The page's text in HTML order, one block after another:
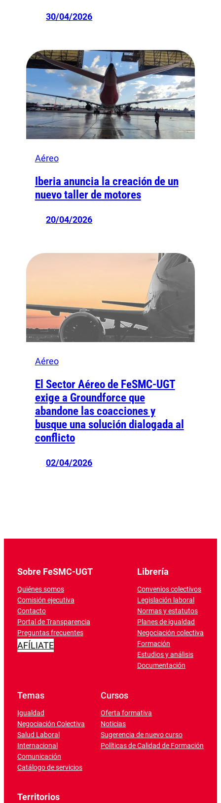
30/04/2026
Aéreo
Iberia anuncia la creación de un
nuevo taller de motores
20/04/2026
Aéreo
El Sector Aéreo de FeSMC-UGT
exige a Groundforce que
abandone las coacciones y
busque una solución dialogada al
conflicto
02/04/2026
Sobre FeSMC-UGT
Quiénes somos
Comisión ejecutiva
Contacto
Portal de Transparencia
Preguntas frecuentes
AFÍLIATE
Librería
Convenios colectivos
Legislación laboral
Normas y estatutos
Planes de igualdad
Negociación colectiva
Formación
Estudios y análisis
Documentación
Temas
Igualdad
Negociación Colectiva
Salud Laboral
Internacional
Comunicación
Catálogo de servicios
Cursos
Oferta formativa
Noticias
Sugerencia de nuevo curso
Políticas de Calidad de Formación
Territorios